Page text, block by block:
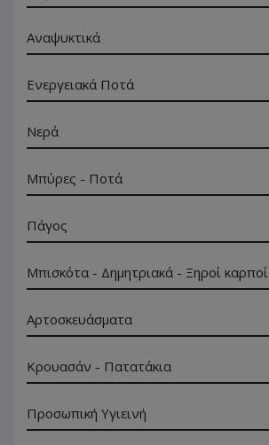
Αναψυκτικά
Ενεργειακά Ποτά
Νερά
Μπύρες - Ποτά
Πάγος
Μπισκότα - Δημητριακά - Ξηροί καρποί
Αρτοσκευάσματα
Κρουασάν - Πατατάκια
Προσωπική Υγιεινή